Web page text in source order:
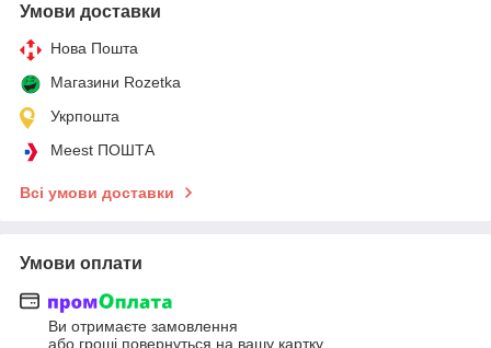
Умови доставки
Нова Пошта
Магазини Rozetka
Укрпошта
Meest ПОШТА
Всі умови доставки
Умови оплати
Ви отримаєте замовлення
або гроші повернуться на вашу картку